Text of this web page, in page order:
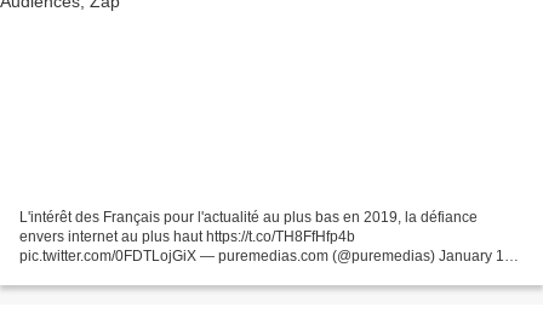
L'intérêt des Français pour l'actualité au plus bas en 2019, la défiance
envers internet au plus haut https://t.co/TH8FfHfp4b
pic.twitter.com/0FDTLojGiX — puremedias.com (@puremedias) January 16,